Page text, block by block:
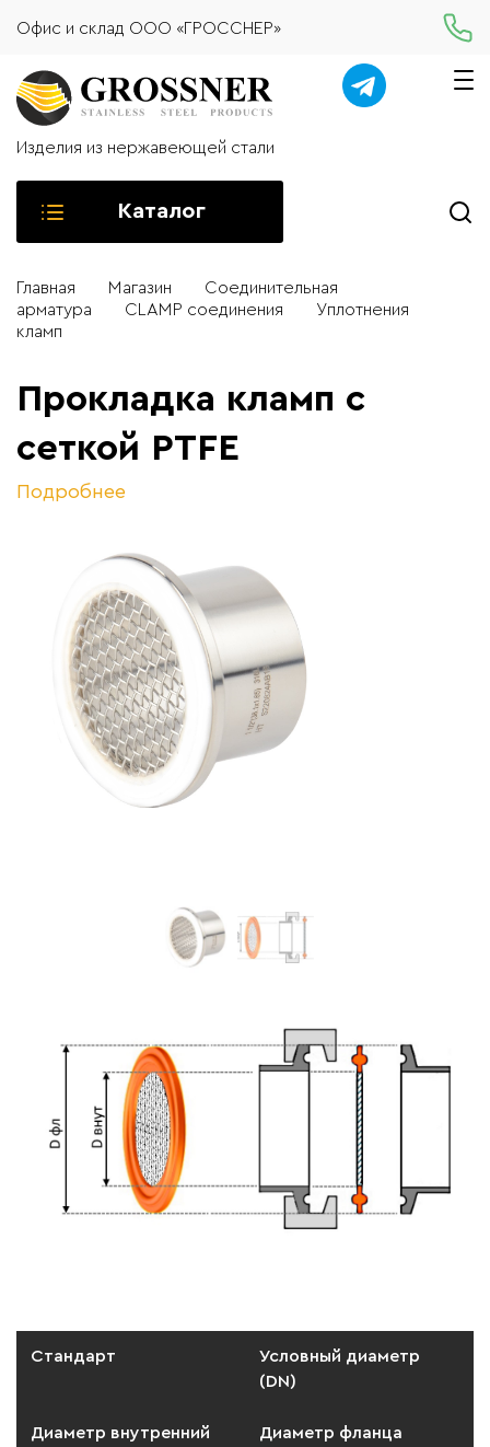
Офис и склад ООО «ГРОССНЕР»
Изделия из нержавеющей стали
Каталог
Главная Магазин
Соединительная
арматура
CLAMP соединения
Уплотнения
кламп
Прокладка кламп с
сеткой PTFE
Подробнее
Стандарт
Условный диаметр
(DN)
Диаметр внутренний
Диаметр фланца